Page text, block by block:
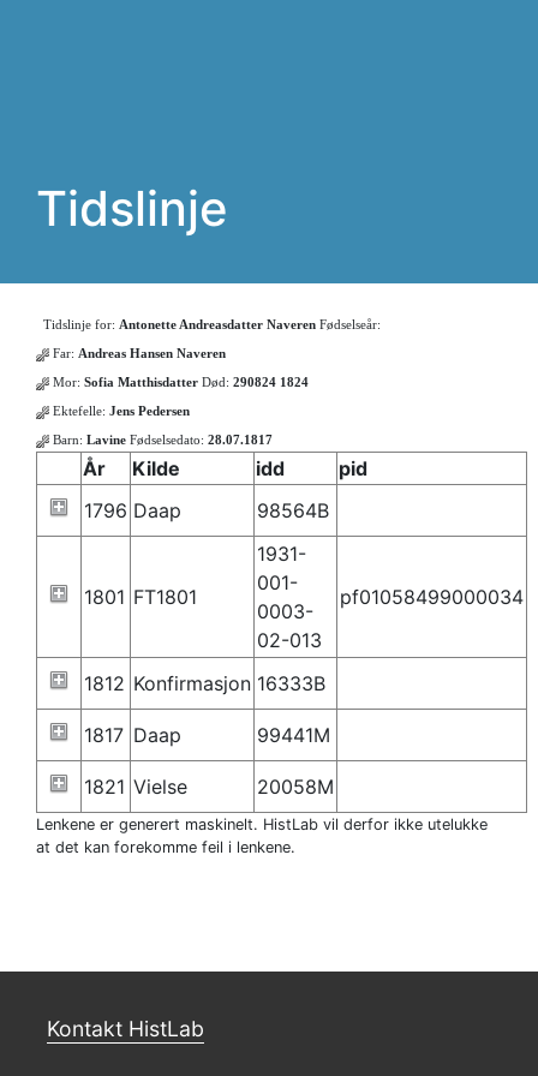
Tidslinje
Tidslinje for: Antonette Andreasdatter Naveren Fødselseår:
Far: Andreas Hansen Naveren
Mor: Sofia Matthisdatter Død: 290824 1824
Ektefelle: Jens Pedersen
Barn: Lavine Fødselsedato: 28.07.1817
År Kilde idd
pid
1796 Daap 98564B
1801 FT1801
1931-
001-
0003-
02-013
pf01058499000034
1812 Konfirmasjon 16333B
1817 Daap 99441M
1821 Vielse 20058M
Lenkene er generert maskinelt. HistLab vil derfor ikke utelukke
at det kan forekomme feil i lenkene.
Kontakt HistLab